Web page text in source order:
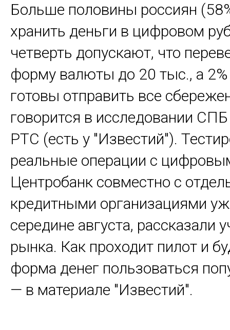
Больше половины россиян
хранить деньги в цифровом
четверть допускают, что
форму валюты до 20 тыс., а 2%
готовы отправить все
говорится в исследовании
РТС (есть у "Известий").
реальные операции с
Центробанк совместно с
кредитными организациями
середине августа, рассказали
рынка. Как проходит пилот и
форма денег пользоваться
— в материале "Известий".